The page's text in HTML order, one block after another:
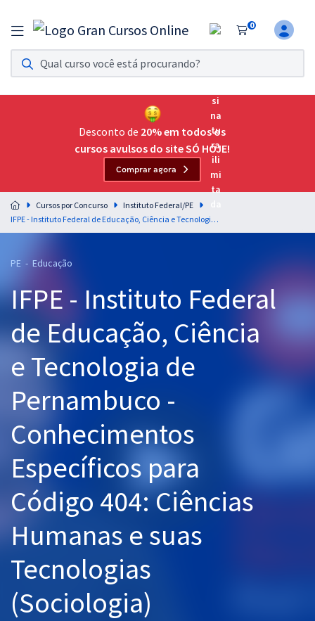
0
Assinatura Ilimitada 11
Acesso a todos os cursos. Teste grátis por 7 dias!
Assinatura OAB Até Passar
Acesso ilimitado a toda preparação para o Exame da
Residências Multiprofissionais
Preparação completa e intensiva para as principais
residências em saúde do Brasil
Cursos 20% OFF
Pós
Graduação
OAB
Mentorias
Questões grátis
Conteúdo gratuito
Aprovados
Desconto de 20% em todos os
cursos avulsos do site SÓ HOJE!
Comprar agora
Cursos por Concurso
Instituto Federal/PE
IFPE - Instituto Federal de Educação, Ciência e Tecnologia de Pernambuco - Conhecimentos Específicos para Código 404: Ciências Humanas e suas Tecnologias (Sociologia)
PE - Educação
IFPE - Instituto Federal
de Educação, Ciência
e Tecnologia de
Pernambuco -
Conhecimentos
Específicos para
Código 404: Ciências
Humanas e suas
Tecnologias
(Sociologia)